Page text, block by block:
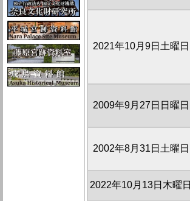
2021年10月9日土曜日
2009年9月27日日曜日
2002年8月31日土曜日
2022年10月13日木曜日